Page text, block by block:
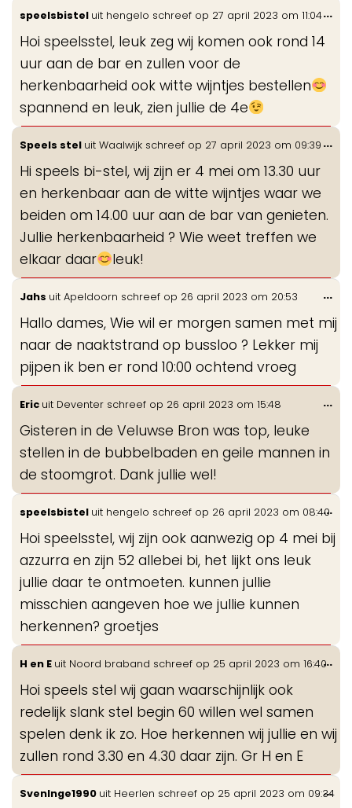
speelsbistel uit hengelo schreef op 27 april 2023 om 11:04
Hoi speelsstel, leuk zeg wij komen ook rond 14
uur aan de bar en zullen voor de
herkenbaarheid ook witte wijntjes bestellen
spannend en leuk, zien jullie de 4e
...
Speels stel uit Waalwijk schreef op 27 april 2023 om 09:39
Hi speels bi-stel, wij zijn er 4 mei om 13.30 uur
en herkenbaar aan de witte wijntjes waar we
beiden om 14.00 uur aan de bar van genieten.
Jullie herkenbaarheid ? Wie weet treffen we
elkaar daar
leuk!
...
Jahs uit Apeldoorn schreef op 26 april 2023 om 20:53
Hallo dames, Wie wil er morgen samen met mij
naar de naaktstrand op bussloo ? Lekker mij
pijpen ik ben er rond 10:00 ochtend vroeg
...
Eric uit Deventer schreef op 26 april 2023 om 15:48
Gisteren in de Veluwse Bron was top, leuke
stellen in de bubbelbaden en geile mannen in
de stoomgrot. Dank jullie wel!
...
speelsbistel uit hengelo schreef op 26 april 2023 om 08:40
Hoi speelsstel, wij zijn ook aanwezig op 4 mei bij
azzurra en zijn 52 allebei bi, het lijkt ons leuk
jullie daar te ontmoeten. kunnen jullie
misschien aangeven hoe we jullie kunnen
herkennen? groetjes
...
H en E uit Noord braband schreef op 25 april 2023 om 16:40
Hoi speels stel wij gaan waarschijnlijk ook
redelijk slank stel begin 60 willen wel samen
spelen denk ik zo. Hoe herkennen wij jullie en wij
zullen rond 3.30 en 4.30 daar zijn. Gr H en E
...
SvenInge1990 uit Heerlen schreef op 25 april 2023 om 09:34
...